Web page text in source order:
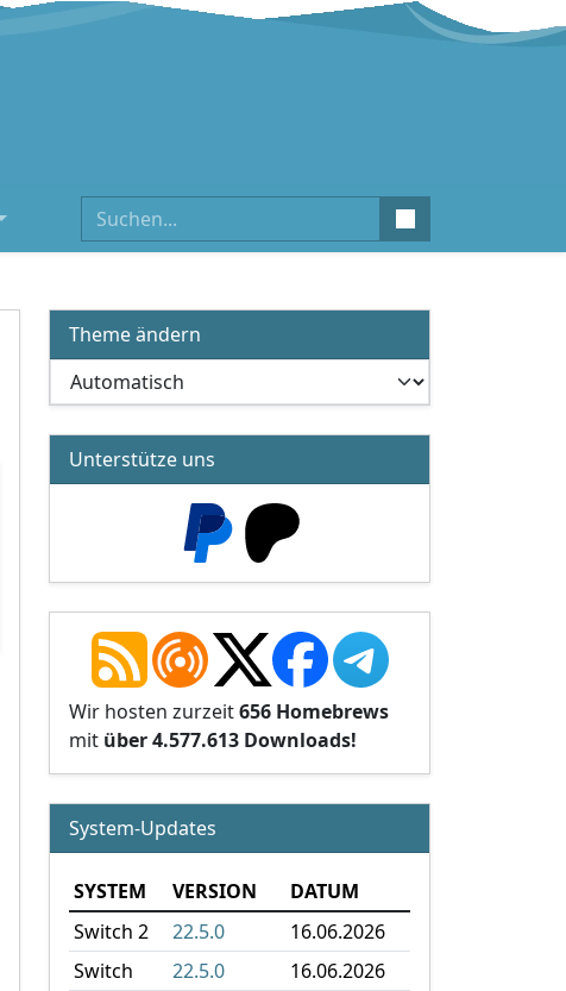
Suchen
Theme ändern
Unterstütze uns
Wir hosten zurzeit656 Homebrews
mit über 4.577.613 Downloads!
System-Updates
SYSTEM VERSION
DATUM
Switch 2
22.5.0
16.06.2026
Switch
22.5.0
16.06.2026